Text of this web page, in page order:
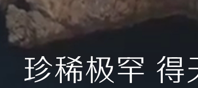
珍稀极罕 得